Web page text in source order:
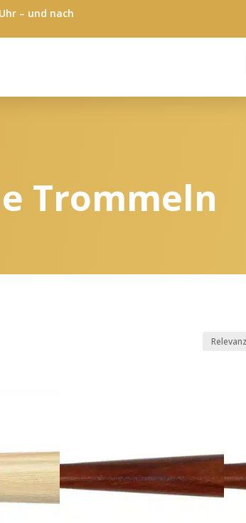
– und nach
Trommeln